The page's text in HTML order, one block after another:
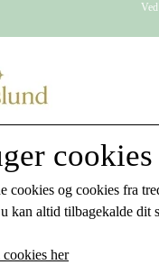
cookies
cookies og cookies fra
kan altid tilbagekalde dit
her